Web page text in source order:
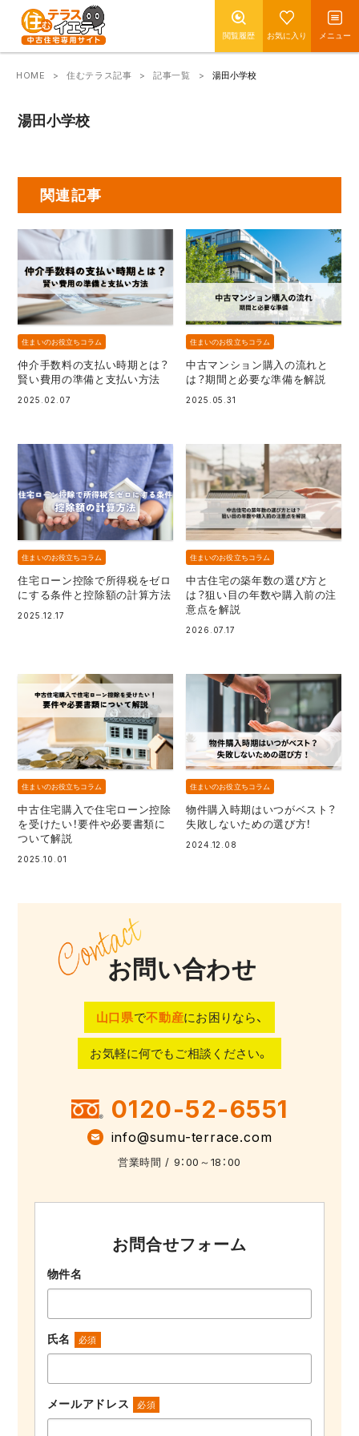
閲覧履歴 お気に入り メニュー
HOME 住むテラス記事 記事一覧 湯田小学校
湯田小学校
関連記事
住まいのお役立ちコラム
仲介手数料の支払い時期とは？
賢い費用の準備と支払い方法
2025.02.07
住まいのお役立ちコラム
中古マンション購入の流れと
は？期間と必要な準備を解説
2025.05.31
住まいのお役立ちコラム
住宅ローン控除で所得税をゼロ
にする条件と控除額の計算方法
2025.12.17
住まいのお役立ちコラム
中古住宅の築年数の選び方と
は？狙い目の年数や購入前の注
意点を解説
2026.07.17
住まいのお役立ちコラム
中古住宅購入で住宅ローン控除
を受けたい！要件や必要書類に
ついて解説
2025.10.01
住まいのお役立ちコラム
物件購入時期はいつがベスト？
失敗しないための選び方！
2024.12.08
お問い合わせ
山口県で不動産にお困りなら、
お気軽に何でもご相談ください。
0120-52-6551
info@sumu-terrace.com
営業時間 / 9：00～18：00
お問合せフォーム
物件名
氏名 必須
メールアドレス 必須